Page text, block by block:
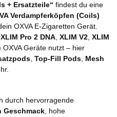
+ Ersatzteile“ findest du eine
Verdampferköpfen (Coils)
OXVA E-Zigaretten Gerät.
XLIM Pro 2 DNA XLIM V2 XLIM
OXVA Geräte nutzt – hier
Top-Fill Pods Mesh
durch hervorragende
Geschmack , hohe